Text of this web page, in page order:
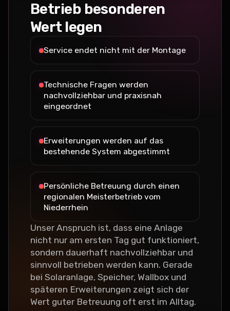
Betrieb besonderen
Wert legen
Service endet nicht mit der Montage
Technische Fragen werden
nachvollziehbar und praxisnah
eingeordnet
Erweiterungen werden auf das
bestehende System abgestimmt
Persönliche Betreuung durch einen
regionalen Meisterbetrieb vom
Niederrhein
Unser Anspruch ist, dass eine Anlage
nicht nur am ersten Tag gut funktioniert,
sondern dauerhaft nachvollziehbar und
sinnvoll betrieben werden kann. Gerade
bei Solaranlage, Speicher, Wallbox und
späteren Erweiterungen zeigt sich der
Wert guter Betreuung oft erst im Alltag.